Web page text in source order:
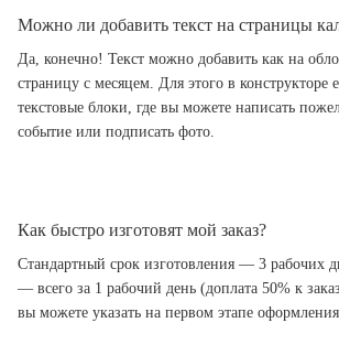
Можно ли добавить текст на страницы
Да, конечно! Текст можно добавить как на
страницу с месяцем. Для этого в конструкторе
текстовые блоки, где вы можете написать
событие или подписать фото.
Как быстро изготовят мой заказ?
Стандартный срок изготовления — 3 рабочих
— всего за 1 рабочий день (доплата 50% к
вы можете указать на первом этапе оформления